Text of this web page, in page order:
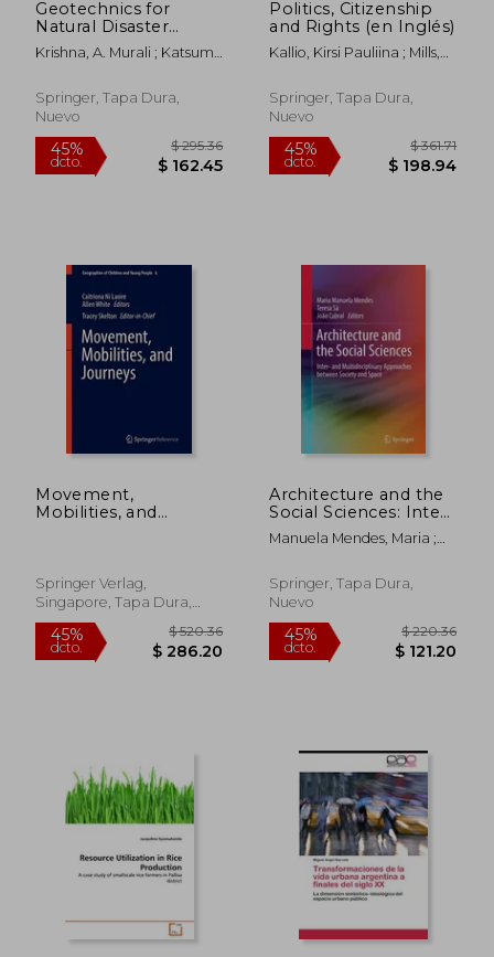
45%
dcto.
45% $ 280.36 45%
Geotechnics for
Natural Disaster
Mitigation and
Management (en
Krishna, A. Murali ; Katsumi,
Springer, Tapa Dura,
Nuevo
Politics, Citizenship
and Rights (en Inglés)
Kallio, Kirsi Pauliina ; Mills,
Springer, Tapa Dura,
Nuevo
Movement,
Mobilities, and
People)
Springer Verlag,
Singapore, Tapa Dura,
Nuevo
Architecture and the
Social Sciences: Inter-
And Multidisciplinary
Approaches Between
Inglés)
Manuela Mendes, Maria ;
Springer, Tapa Dura,
Nuevo